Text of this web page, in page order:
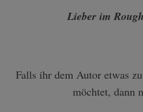
Lieber im
Falls ihr dem Autor etwas
möchtet, dann